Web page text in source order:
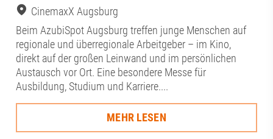
CinemaxX Augsburg
Beim AzubiSpot Augsburg treffen junge Menschen auf
regionale und überregionale Arbeitgeber – im Kino,
direkt auf der großen Leinwand und im persönlichen
Austausch vor Ort. Eine besondere Messe für
Ausbildung, Studium und Karriere....
MEHR LESEN